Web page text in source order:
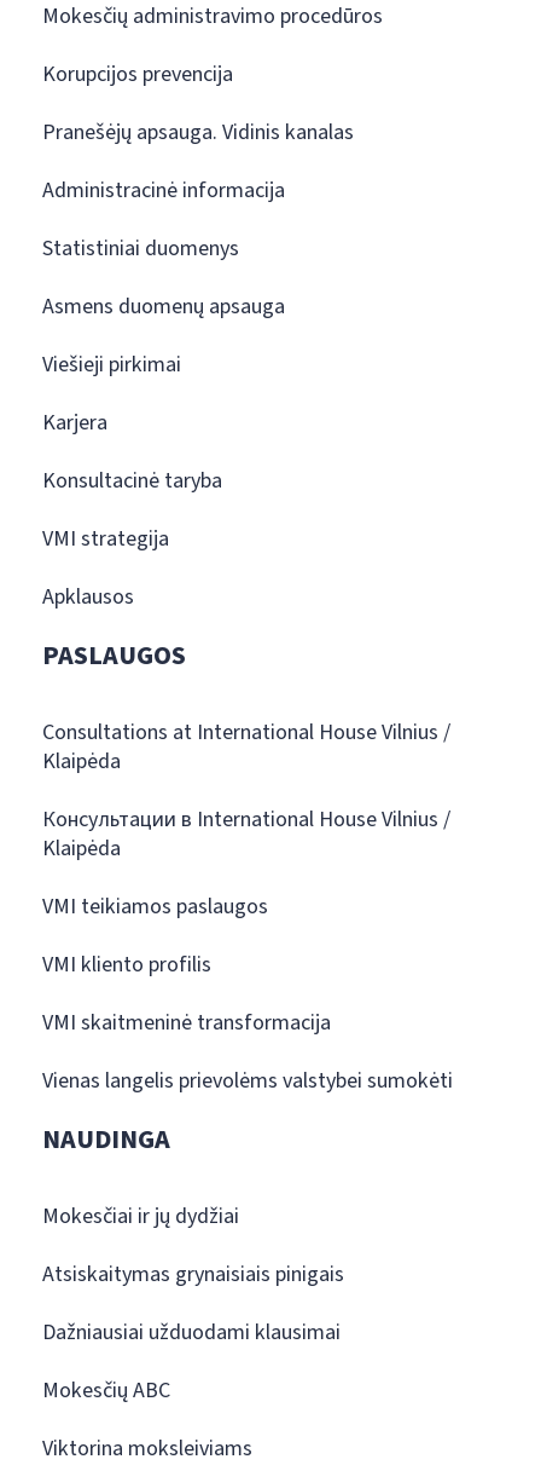
Mokesčių administravimo procedūros
Korupcijos prevencija
Pranešėjų apsauga. Vidinis kanalas
Administracinė informacija
Statistiniai duomenys
Asmens duomenų apsauga
Viešieji pirkimai
Karjera
Konsultacinė taryba
VMI strategija
Apklausos
PASLAUGOS
Consultations at International House Vilnius /
Klaipėda
Консультации в International House Vilnius /
Klaipėda
VMI teikiamos paslaugos
VMI kliento profilis
VMI skaitmeninė transformacija
Vienas langelis prievolėms valstybei sumokėti
NAUDINGA
Mokesčiai ir jų dydžiai
Atsiskaitymas grynaisiais pinigais
Dažniausiai užduodami klausimai
Mokesčių ABC
Viktorina moksleiviams